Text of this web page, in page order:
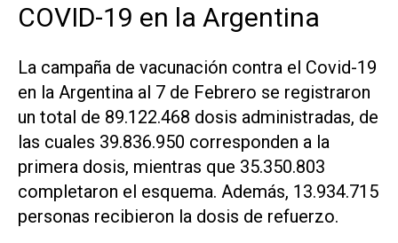
COVID-19 en la Argentina
La campaña de vacunación contra el Covid-19
en la Argentina al 7 de Febrero se registraron
un total de 89.122.468 dosis administradas, de
las cuales 39.836.950 corresponden a la
primera dosis, mientras que 35.350.803
completaron el esquema. Además, 13.934.715
personas recibieron la dosis de refuerzo.